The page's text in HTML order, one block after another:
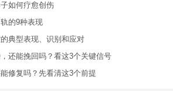
如何疗愈创伤
的9种表现
典型表现、识别和应对
还能挽回吗？看这3个关键信号
修复吗？先看清这3个前提